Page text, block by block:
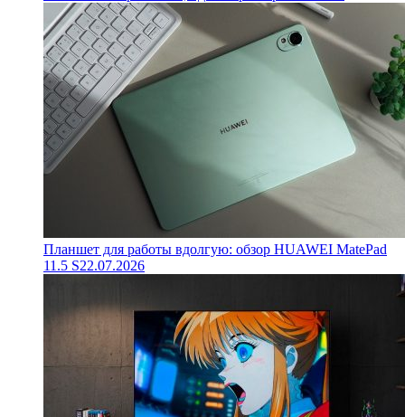
Планшет для работы вдолгую: обзор HUAWEI MatePad
11.5 S22.07.2026